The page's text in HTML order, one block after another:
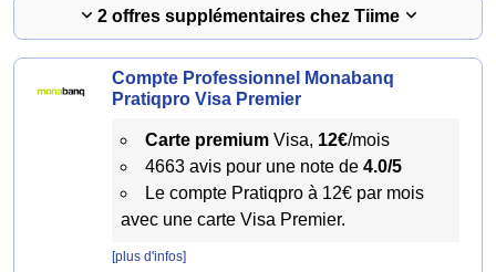
2 offres supplémentaires chez Tiime
Compte Professionnel Monabanq
Pratiqpro Visa Premier
Carte premiumVisa, 12€/mois
4663 avis pour une note de 4.0/5
Le compte Pratiqpro à 12€ par mois
avec une carte Visa Premier.
[plus d'infos]